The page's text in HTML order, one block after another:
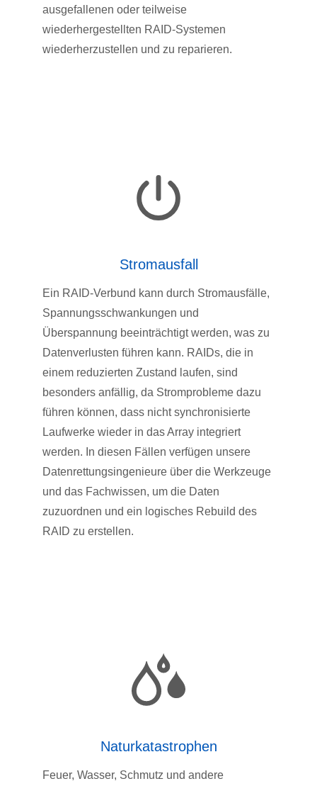
ausgefallenen oder teilweise
wiederhergestellten RAID-Systemen
wiederherzustellen und zu reparieren.
Stromausfall
Ein RAID-Verbund kann durch Stromausfälle,
Spannungsschwankungen und
Überspannung beeinträchtigt werden, was zu
Datenverlusten führen kann. RAIDs, die in
einem reduzierten Zustand laufen, sind
besonders anfällig, da Stromprobleme dazu
führen können, dass nicht synchronisierte
Laufwerke wieder in das Array integriert
werden. In diesen Fällen verfügen unsere
Datenrettungsingenieure über die Werkzeuge
und das Fachwissen, um die Daten
zuzuordnen und ein logisches Rebuild des
RAID zu erstellen.
Naturkatastrophen
Feuer, Wasser, Schmutz und andere